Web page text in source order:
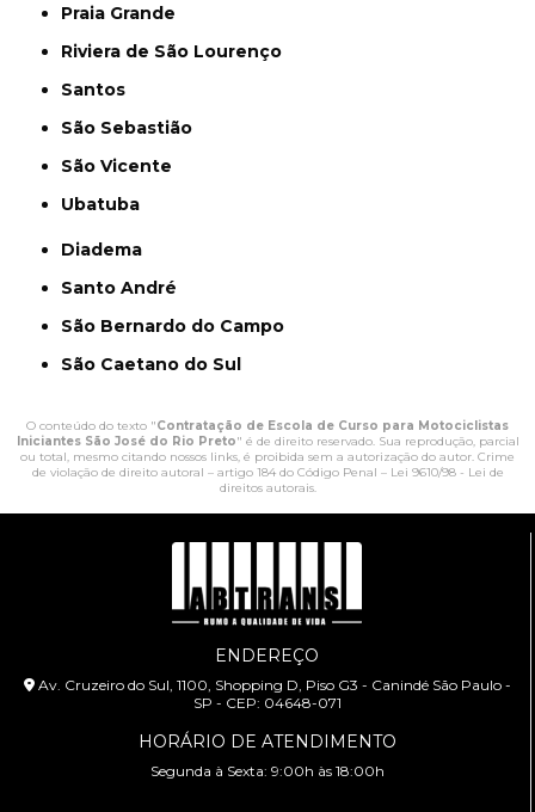
Praia Grande
Riviera de São Lourenço
Santos
São Sebastião
São Vicente
Ubatuba
Diadema
Santo André
São Bernardo do Campo
São Caetano do Sul
O conteúdo do texto "Contratação de Escola de Curso para Motociclistas
Iniciantes São José do Rio Preto" é de direito reservado. Sua reprodução, parcial
ou total, mesmo citando nossos links, é proibida sem a autorização do autor. Crime
de violação de direito autoral – artigo 184 do Código Penal – Lei 9610/98 - Lei de
direitos autorais.
ENDEREÇO
Av. Cruzeiro do Sul, 1100, Shopping D, Piso G3 - Canindé São Paulo -
SP - CEP: 04648-071
HORÁRIO DE ATENDIMENTO
Segunda à Sexta: 9:00h às 18:00h